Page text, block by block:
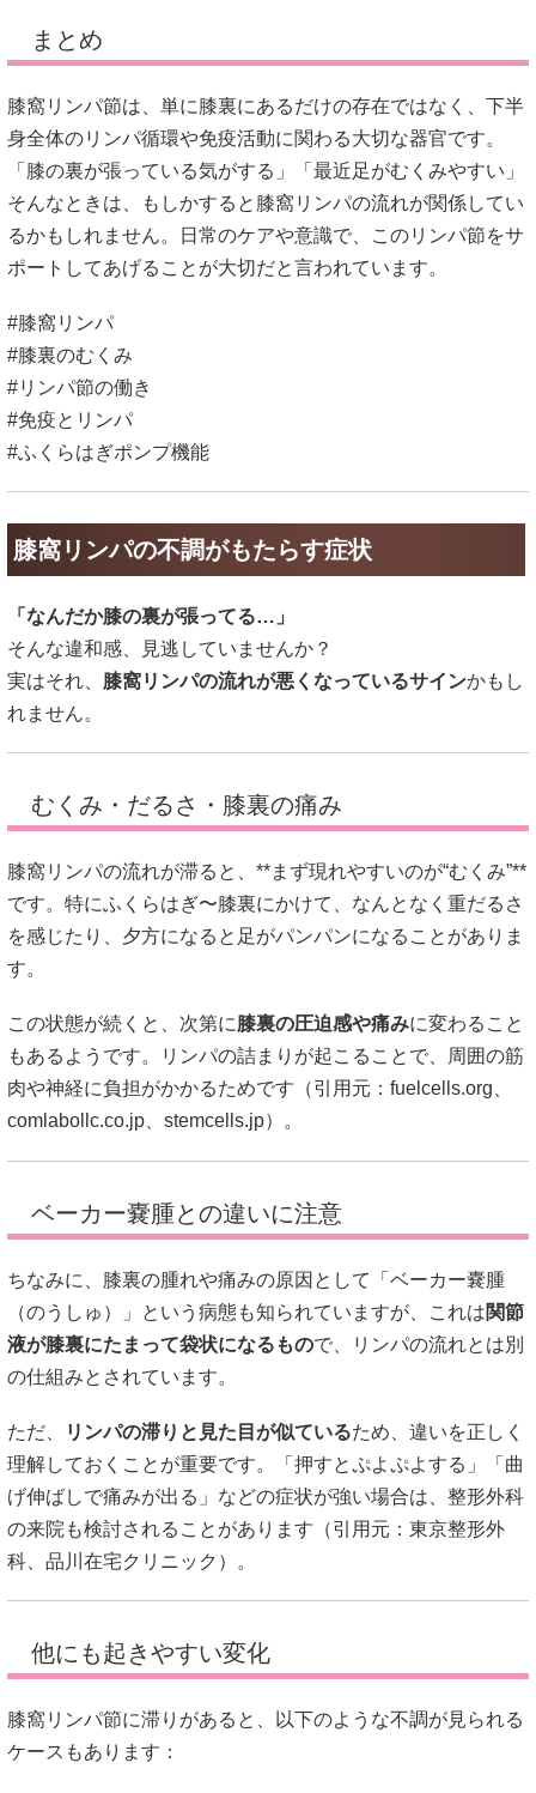
まとめ
膝窩リンパ節は、単に膝裏にあるだけの存在ではなく、下半
身全体のリンパ循環や免疫活動に関わる大切な器官です。
「膝の裏が張っている気がする」「最近足がむくみやすい」
そんなときは、もしかすると膝窩リンパの流れが関係してい
るかもしれません。日常のケアや意識で、このリンパ節をサ
ポートしてあげることが大切だと言われています。
#膝窩リンパ
#膝裏のむくみ
#リンパ節の働き
#免疫とリンパ
#ふくらはぎポンプ機能
膝窩リンパの不調がもたらす症状
「なんだか膝の裏が張ってる…」
そんな違和感、見逃していませんか？
実はそれ、 膝窩リンパの流れが悪くなっているサインかもし
れません。
むくみ・だるさ・膝裏の痛み
膝窩リンパの流れが滞ると、**まず現れやすいのが“むくみ”**
です。特にふくらはぎ〜膝裏にかけて、なんとなく重だるさ
を感じたり、夕方になると足がパンパンになることがありま
す。
この状態が続くと、次第に膝裏の圧迫感や痛みに変わること
もあるようです。リンパの詰まりが起こることで、周囲の筋
肉や神経に負担がかかるためです（引用元： fuelcells.org
comlabollc.co.jp
stemcells.jp）。
ベーカー嚢腫との違いに注意
ちなみに、膝裏の腫れや痛みの原因として「ベーカー嚢腫
（のうしゅ）」という病態も知られていますが、これは関節
液が膝裏にたまって袋状になるもので、リンパの流れとは別
の仕組みとされています。
ただ、 リンパの滞りと見た目が似ているため、違いを正しく
理解しておくことが重要です。「押すとぷよぷよする」「曲
げ伸ばしで痛みが出る」などの症状が強い場合は、整形外科
の来院も検討されることがあります（引用元： 東京整形外
科
品川在宅クリニック ）。
他にも起きやすい変化
膝窩リンパ節に滞りがあると、以下のような不調が見られる
ケースもあります：